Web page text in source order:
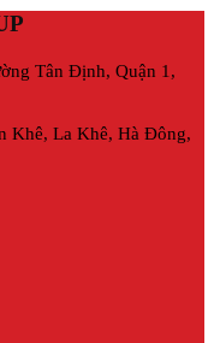
Tân Định, Quận 1,
Khê, La Khê, Hà Đông,